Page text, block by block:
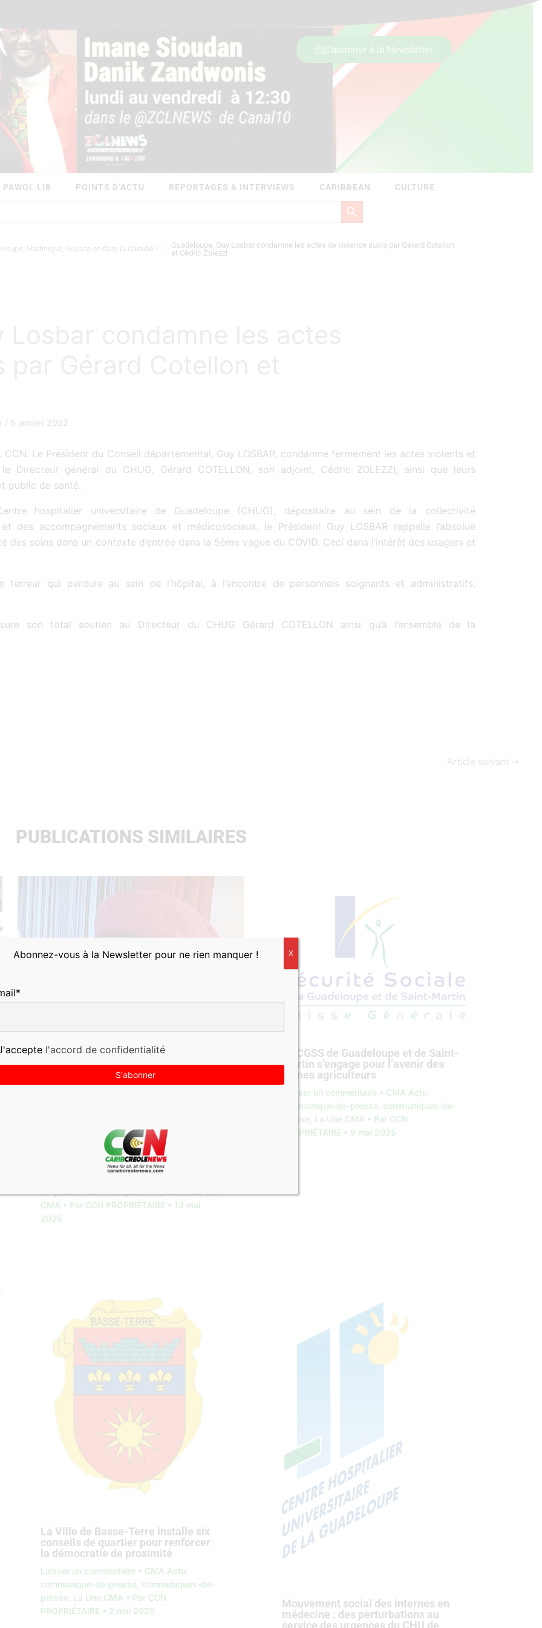
S'abonner à la Newsletter
PAWOL LIB POINTS D’ACTU REPORTAGES & INTERVIEWS CARIBBEAN CULTURE
Search Button
Martinique, Guyane et dans la Caraïbe !
Guadeloupe. Guy Losbar condamne les actes de violence subis par Gérard Cotellon
et Cédric Zolezzi
/ 5 janvier 2022
Le Président du Conseil départemental, Guy LOSBAR, condamne fermement les actes violents et
général du CHUG, Gérard COTELLON, son adjoint, Cédric ZOLEZZI, ainsi que leurs
public de santé.
hospitalier universitaire de Guadeloupe (CHUG), dépositaire au sein de la collectivité
des accompagnements sociaux et médicosociaux, le Président Guy LOSBAR rappelle l’absolue
soins dans un contexte d’entrée dans la 5ème vague du COVID. Ceci dans l’intérêt des usagers et
qui perdure au sein de l’hôpital, à l’encontre de personnels soignants et administratifs,
son total soutien au Directeur du CHUG Gérard COTELLON ainsi qu’à l’ensemble de la
Article suivant →
PUBLICATIONS SIMILAIRES
« Justice pour Claude Jean-Pierre » :
élus et militants unis pour exiger un
de-presse,communiques-de-presse,La Une
CMA • Par CCN PROPRIÉTAIRE • 13 mai
2025
La CGSS de Guadeloupe et de Saint-
Martin s’engage pour l’avenir des
jeunes agriculteurs
Laisser un commentaire • CMA Actu
communique-de-presse communiques-de-
presse La Une CMA • Par CCN
PROPRIÉTAIRE • 9 mai 2025
La Ville de Basse-Terre installe six
conseils de quartier pour renforcer
la démocratie de proximité
Laisser un commentaire • CMA Actu
communique-de-presse communiques-de-
presse La Une CMA • Par CCN
PROPRIÉTAIRE • 2 mai 2025
Mouvement social des internes en
médecine : des perturbations au
Abonnez-vous à la Newsletter pour ne rien manquer !
l'accord de confidentialité
X